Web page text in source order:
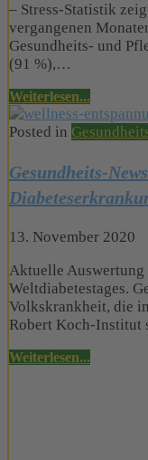
– Stress-Statistik
vergangenen
Gesundheits- und
(91 %),…
Weiterlesen...
Posted in
Gesundheits-
13. November 2020
Aktuelle Auswertung
Weltdiabetestages.
Volkskrankheit, die
Robert Koch-Institut
Weiterlesen...